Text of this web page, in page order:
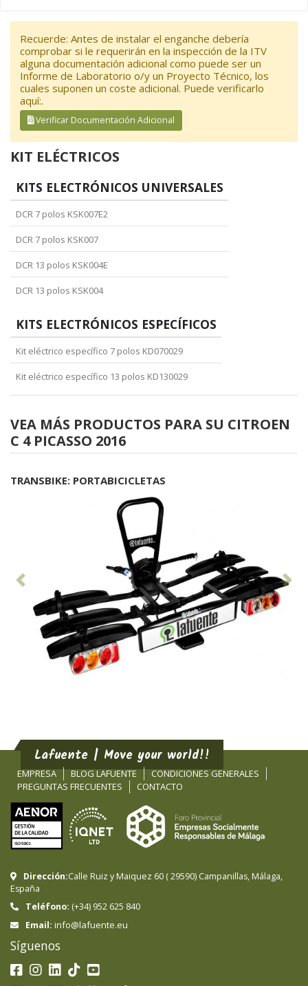
Recuerde: Antes de instalar el enganche debería
comprobar si le requerirán en la inspección de la ITV
alguna documentación adicional como puede ser un
Informe de Laboratorio o/y un Proyecto Técnico, los
cuales suponen un coste adicional. Puede verificarlo
aquí:.
Verificar Documentación Adicional
KIT ELÉCTRICOS
KITS ELECTRÓNICOS UNIVERSALES
DCR 7 polos KSK007E2
DCR 7 polos KSK007
DCR 13 polos KSK004E
DCR 13 polos KSK004
KITS ELECTRÓNICOS ESPECÍFICOS
Kit eléctrico específico 7 polos KD070029
Kit eléctrico específico 13 polos KD130029
VEA MÁS PRODUCTOS PARA SU CITROEN
C 4 PICASSO 2016
TRANSBIKE: PORTABICICLETAS
Lafuente | Move your world!!
EMPRESA BLOG LAFUENTE
CONDICIONES GENERALES
PREGUNTAS FRECUENTES
CONTACTO
Dirección:Calle Ruiz y Maiquez 60 (29590) Campanillas, Málaga,
España
Teléfono: (+34) 952 625 840
Email: info@lafuente.eu
Síguenos